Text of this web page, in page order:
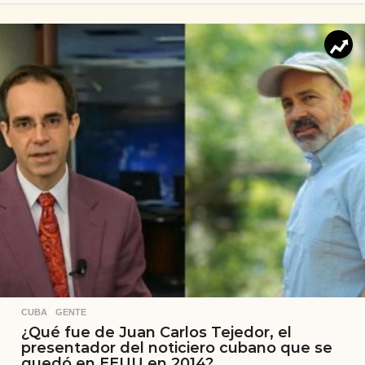
CUBA ,GENTE
¿Qué fue de Juan Carlos Tejedor, el
presentador del noticiero cubano que se